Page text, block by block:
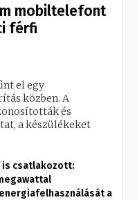
mobiltelefont
férfi
el egy
közben. A
és
a készülékeket
is csatlakozott:
a